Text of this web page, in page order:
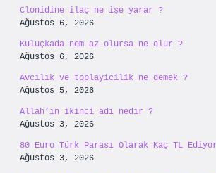
Clonidine ilaç ne işe yarar ?
Ağustos 6, 2026
Kuluçkada nem az olursa ne olur ?
Ağustos 6, 2026
Avcılık ve toplayicilik ne demek ?
Ağustos 5, 2026
Allah’ın ikinci adı nedir ?
Ağustos 3, 2026
80 Euro Türk Parası Olarak Kaç TL
Ağustos 3, 2026